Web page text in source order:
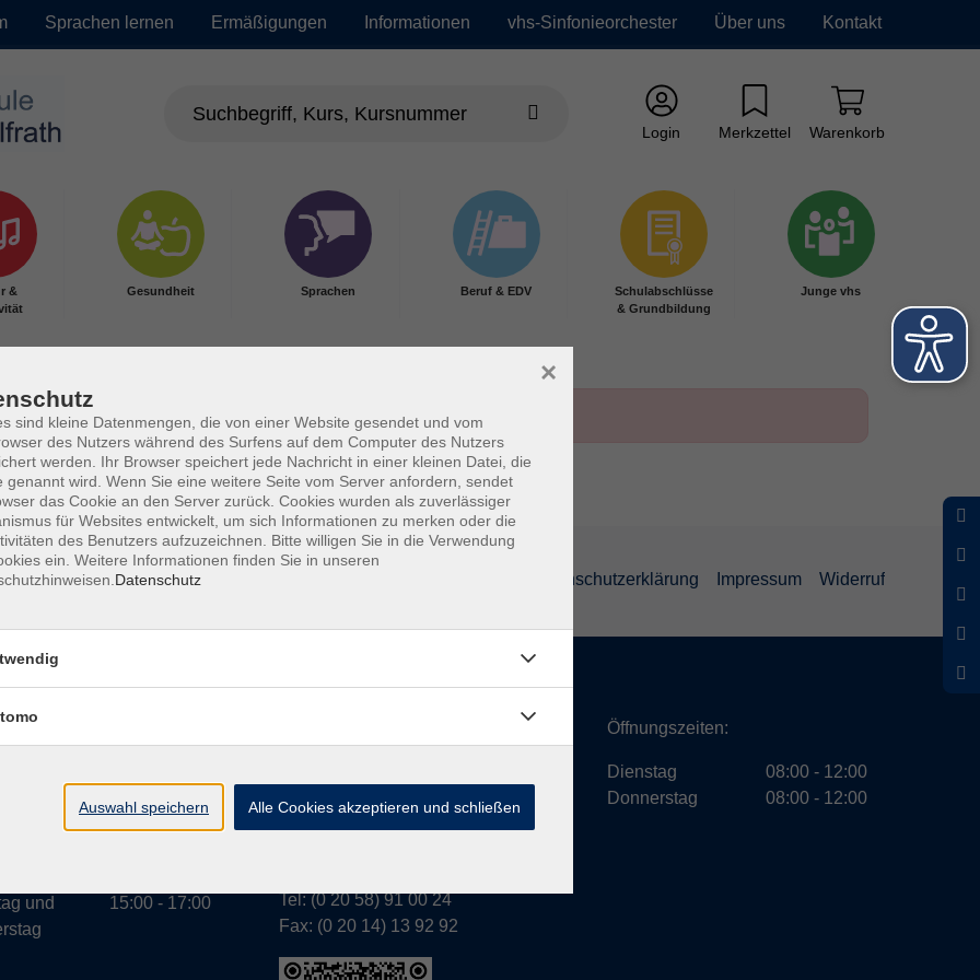
Sprachen lernen Ermäßigungen Informationen vhs-Sinfonieorchester Über uns Kontakt
Login Merkzettel Warenkorb
&
Gesundheit Sprachen Beruf & EDV
Schulabschlüsse
& Grundbildung
Junge vhs
Datenschutzerklärung Impressum Widerruf
und
15:00 - 17:00
Schulstraße 7
42489 Wülfrath
Tel: (0 20 58) 91 00 24
Fax: (0 20 14) 13 92 92
Öffnungszeiten:
Dienstag
Donnerstag
08:00 - 12:00
08:00 - 12:00
sind kleine Datenmengen, die von einer Website gesendet und vom
des Nutzers während des Surfens auf dem Computer des Nutzers
werden. Ihr Browser speichert jede Nachricht in einer kleinen Datei, die
genannt wird. Wenn Sie eine weitere Seite vom Server anfordern, sendet
das Cookie an den Server zurück. Cookies wurden als zuverlässiger
für Websites entwickelt, um sich Informationen zu merken oder die
des Benutzers aufzuzeichnen. Bitte willigen Sie in die Verwendung
ein. Weitere Informationen finden Sie in unseren
Datenschutz
×
Auswahl speichern Alle Cookies akzeptieren und schließen